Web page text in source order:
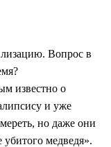
Вопрос в
известно о
и уже
но даже они
медведя».